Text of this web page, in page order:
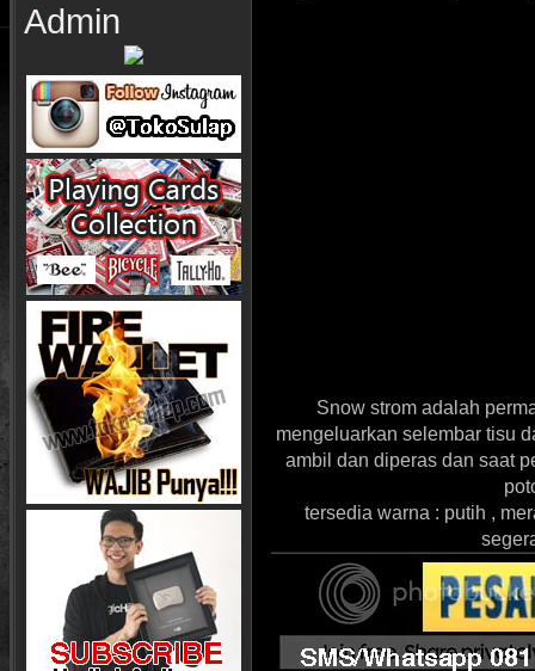
Admin
Snow strom adalah
mengeluarkan selembar tisu
ambil dan diperas dan saat
tersedia warna : putih ,